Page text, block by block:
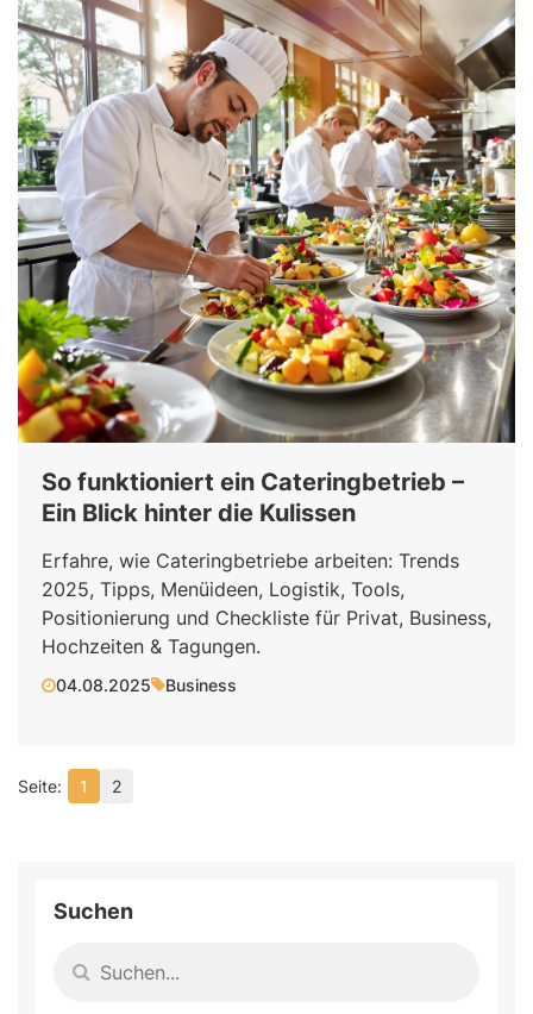
So funktioniert ein Cateringbetrieb –
Ein Blick hinter die Kulissen
Erfahre, wie Cateringbetriebe arbeiten: Trends
2025, Tipps, Menüideen, Logistik, Tools,
Positionierung und Checkliste für Privat, Business,
Hochzeiten & Tagungen.
04.08.2025 Business
1 2
Suchen